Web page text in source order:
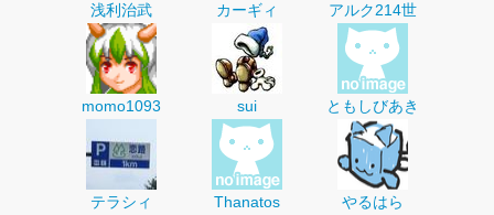
浅利治武 カーギィ アルク214世
momo1093 sui ともしびあき
テラシィ Thanatos やるはら